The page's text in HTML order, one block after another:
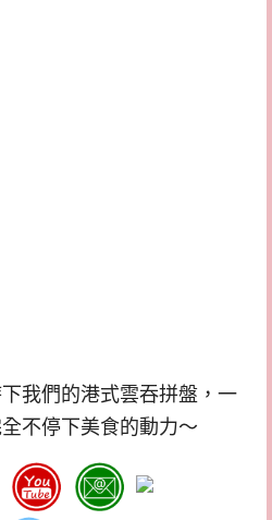
我們的港式雲吞拼盤，一
不停下美食的動力～